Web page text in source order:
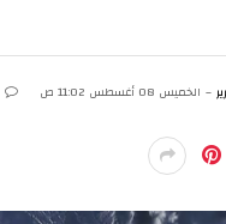
الخميس 08 أغسطس 11:02 ص